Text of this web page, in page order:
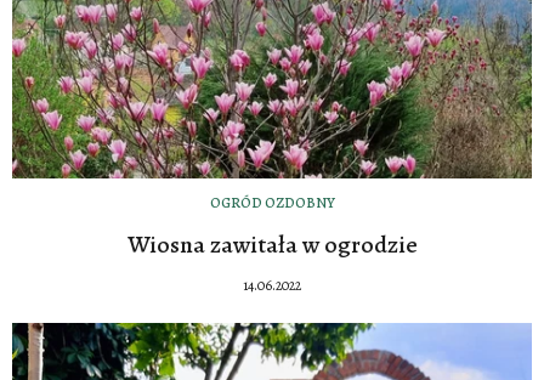
OGRÓD OZDOBNY
Wiosna zawitała w ogrodzie
14.06.2022